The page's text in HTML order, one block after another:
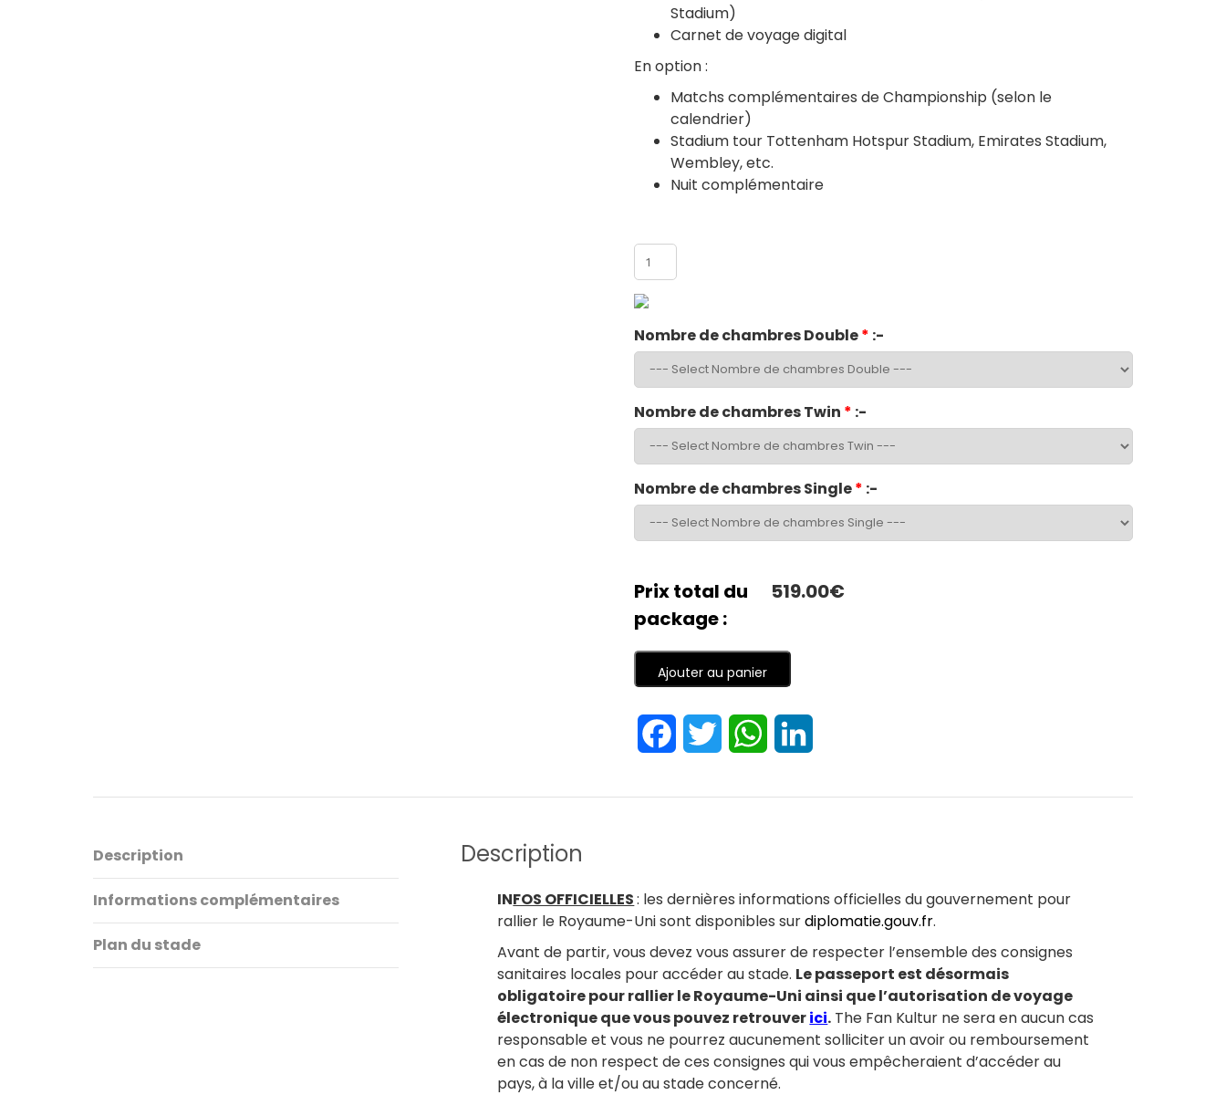
Stadium)
Carnet de voyage digital
En option :
Matchs complémentaires de Championship (selon le
calendrier)
Stadium tour Tottenham Hotspur Stadium, Emirates Stadium,
Wembley, etc.
Nuit complémentaire
Nombre de chambres Double* :-
Nombre de chambres Twin * :-
Nombre de chambres Single* :-
Prix total du
package :
519.00€
Ajouter au panier
FacebookTwitter WhatsApp
Description
Informations complémentaires
Plan du stade
Description
INFOS OFFICIELLES: les dernières informations officielles du gouvernement pour
rallier le Royaume-Uni sont disponibles surdiplomatie.gouv.fr.
Avant de partir, vous devez vous assurer de respecter l’ensemble des consignes
sanitaires locales pour accéder au stade. Le passeport est désormais
obligatoire pour rallier le Royaume-Uni ainsi que l’autorisation de voyage
électronique que vous pouvez retrouverici. The Fan Kultur ne sera en aucun cas
responsable et vous ne pourrez aucunement solliciter un avoir ou remboursement
en cas de non respect de ces consignes qui vous empêcheraient d’accéder au
pays, à la ville et/ou au stade concerné.